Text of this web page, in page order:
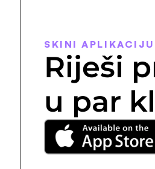
SKINI APLIKACIJU
Riješi
u par